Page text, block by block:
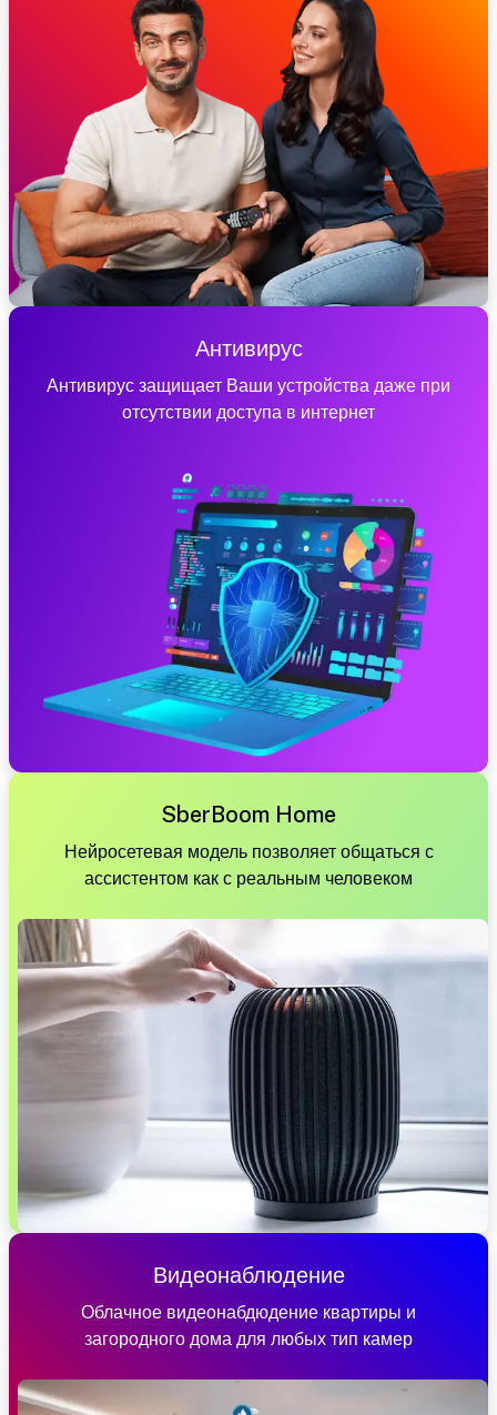
Антивирус
Антивирус защищает Ваши устройства даже при
отсутствии доступа в интернет
SberBoom Home
Нейросетевая модель позволяет общаться с
ассистентом как с реальным человеком
Видеонаблюдение
Облачное видеонабдюдение квартиры и
загородного дома для любых тип камер